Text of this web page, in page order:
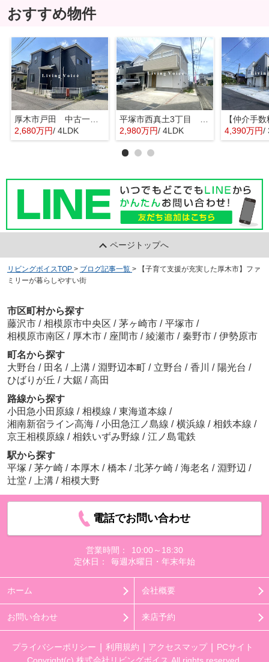
おすすめ物件
厚木市戸田 中古一戸建て
2,680万円/ 4LDK
2,980万円/ 4LDK 4,390万円/
ページトップへ
リビングボイスTOP > ブログ記事一覧 >
【子育て支援が充実した厚木市】ファ
ミリーが暮らしやすい街
市区町村から探す
藤沢市 / 相模原市中央区 / 茅ヶ崎市 / 平塚市 /
相模原市南区 / 厚木市 / 座間市 / 綾瀬市 / 秦野市 / 伊勢原市
町名から探す
大野台 / 田名 / 上溝 / 淵野辺本町 / 立野台 / 香川 / 陽光台 /
ひばりが丘 / 大鋸 / 高田
路線から探す
小田急小田原線 / 相模線 / 東海道本線 /
湘南新宿ライン高海 / 小田急江ノ島線 / 横浜線 / 相鉄本線 /
京王相模原線 / 相鉄いずみ野線 / 江ノ島電鉄
駅から探す
平塚 / 茅ケ崎 / 本厚木 / 橋本 / 北茅ケ崎 / 海老名 / 淵野辺 /
辻堂 / 上溝 / 相模大野
電話でお問い合わせ
営業時間：
10:00～18:30
定休日：
毎週水曜日・年末年始
ホーム 会社概要
お問い合わせ 来店予約
プライバシーポリシー 利用規約 アクセスマップ
PCサイト